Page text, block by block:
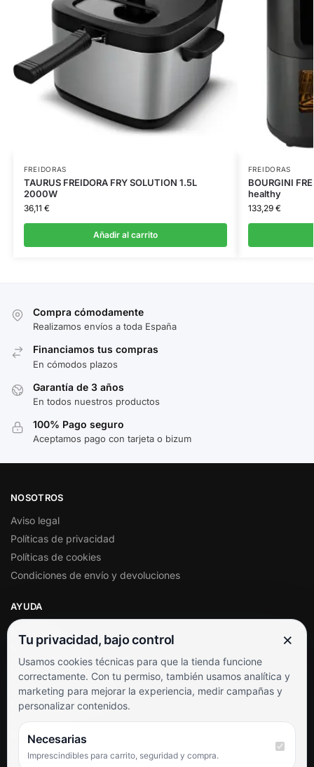
FREIDORAS
TAURUS FREIDORA FRY SOLUTION 1.5L
2000W
36,11 €
Añadir al carrito
FREIDORAS
BOURGINI
healthy
133,29 €
Compra cómodamente
Realizamos envíos a toda España
Financiamos tus compras
En cómodos plazos
Garantía de 3 años
En todos nuestros productos
100% Pago seguro
Aceptamos pago con tarjeta o bizum
NOSOTROS
Aviso legal
Políticas de privacidad
Políticas de cookies
Condiciones de envío y devoluciones
AYUDA
Soporte al cliente
Contacto
Términos y condiciones
Preguntas frecuentes
SÍGUENOS
Facebook
Tu privacidad, bajo control ×
Usamos cookies técnicas para que la tienda funcione
correctamente. Con tu permiso, también usamos analítica y
marketing para mejorar la experiencia, medir campañas y
personalizar contenidos.
Necesarias
Imprescindibles para carrito, seguridad y compra.